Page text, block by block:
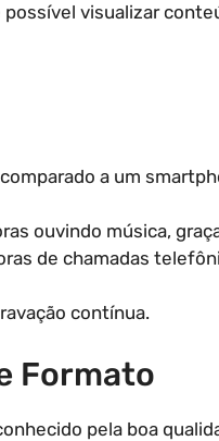
visualizar
a um
ouvindo música,
de chamadas
contínua.
Formato
pela boa